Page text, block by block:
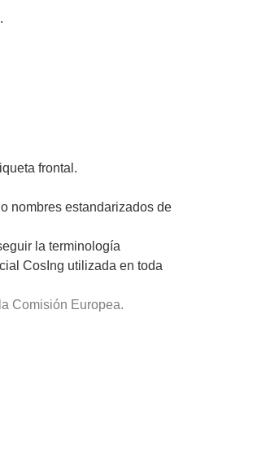
frontal.
nombres estandarizados de
la terminología
CosIng utilizada en toda
Comisión Europea.